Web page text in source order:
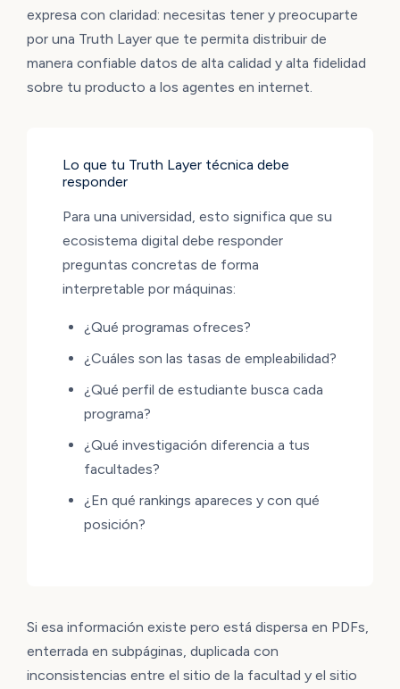
expresa con claridad: necesitas tener y preocuparte
por una Truth Layer que te permita distribuir de
manera confiable datos de alta calidad y alta fidelidad
sobre tu producto a los agentes en internet.
Lo que tu Truth Layer técnica debe
responder
Para una universidad, esto significa que su
ecosistema digital debe responder
preguntas concretas de forma
interpretable por máquinas:
¿Qué programas ofreces?
¿Cuáles son las tasas de empleabilidad?
¿Qué perfil de estudiante busca cada
programa?
¿Qué investigación diferencia a tus
facultades?
¿En qué rankings apareces y con qué
posición?
Si esa información existe pero está dispersa en PDFs,
enterrada en subpáginas, duplicada con
inconsistencias entre el sitio de la facultad y el sitio